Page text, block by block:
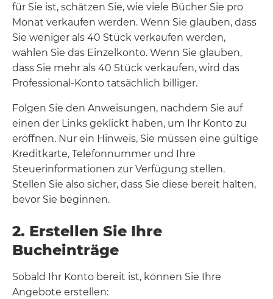
für Sie ist, schätzen Sie, wie viele Bücher Sie pro
Monat verkaufen werden. Wenn Sie glauben, dass
Sie weniger als 40 Stück verkaufen werden,
wählen Sie das Einzelkonto. Wenn Sie glauben,
dass Sie mehr als 40 Stück verkaufen, wird das
Professional-Konto tatsächlich billiger.
Folgen Sie den Anweisungen, nachdem Sie auf
einen der Links geklickt haben, um Ihr Konto zu
eröffnen. Nur ein Hinweis, Sie müssen eine gültige
Kreditkarte, Telefonnummer und Ihre
Steuerinformationen zur Verfügung stellen.
Stellen Sie also sicher, dass Sie diese bereit halten,
bevor Sie beginnen.
2. Erstellen Sie Ihre
Bucheinträge
Sobald Ihr Konto bereit ist, können Sie Ihre
Angebote erstellen: